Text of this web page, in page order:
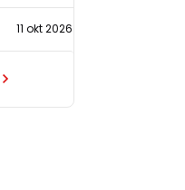
11 okt 2026